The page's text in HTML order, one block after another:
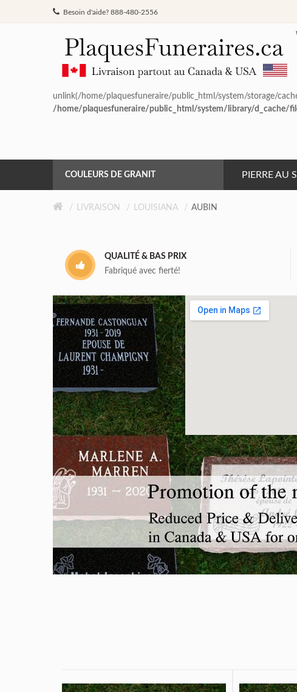
Besoin d'aide? 888-480-2556
unlink(/home/plaquesfuneraire/public_html/system/storage/
/home/plaquesfuneraire/public_html/system/library/d_cache/
PIERRE AU
COULEURS DE GRANIT
GRIS DE BARRÉ FERRÉ
ROSE MONTAGNE
ROUGE INDIEN
LIVRAISON LOUISIANA AUBIN
QUALITÉ & BAS PRIX
Fabriqué avec fierté!